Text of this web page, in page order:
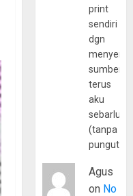
print
sendiri
dgn
sumber
terus
aku
(tanpa
Agus
on No